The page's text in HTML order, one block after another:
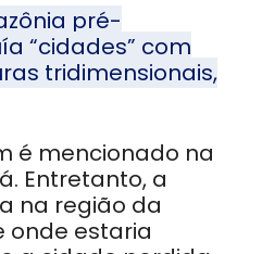
pré-
“cidades” com
tridimensionais,
é mencionado na
Entretanto, a
na região da
onde estaria